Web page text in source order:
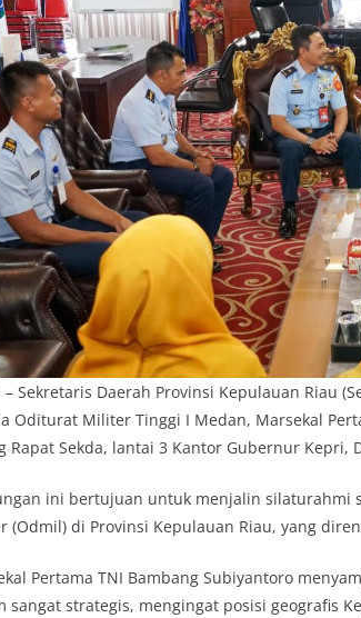
– Sekretaris Daerah Provinsi Kepulauan Riau
Oditurat Militer Tinggi I Medan, Marsekal
Rapat Sekda, lantai 3 Kantor Gubernur Kepri,
ini bertujuan untuk menjalin silaturahmi
(Odmil) di Provinsi Kepulauan Riau, yang
Pertama TNI Bambang Subiyantoro
sangat strategis, mengingat posisi geografis